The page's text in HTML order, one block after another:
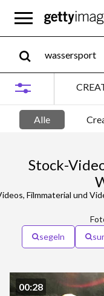
Alle
Stock-
Filmmaterial und
segeln
00:28